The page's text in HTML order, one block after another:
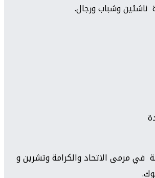
وشباب ورجال.
في مرمى الاتحاد والكرامة وتشرين و